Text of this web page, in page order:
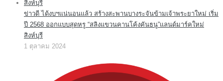
ข่าวดี ได้งบฯแน่นอนแล้ว สร้างสะพานบางระจันข้ามเจ้าพระยาใหม่ เริ่ม
ปี 2568 ออกแบบสุดหรู “สลิงแขวนคานโค้งคันธนู”แลนด์มาร์คใหม่
สิงห์บุรี
1 ตุลาคม 2024